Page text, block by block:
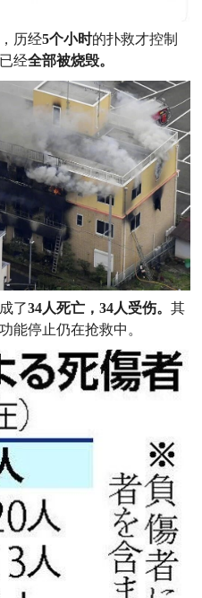
历经5个小时的扑救才控制
经全部被烧毁。
了34人死亡，34人受伤。其
能停止仍在抢救中 。